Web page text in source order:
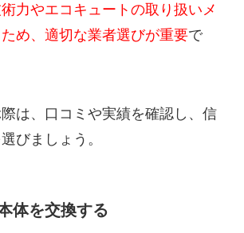
力やエコキュートの取り扱いメ
め、適切な業者選びが重要で
は、口コミや実績を確認し、信
びましょう。
体を交換する